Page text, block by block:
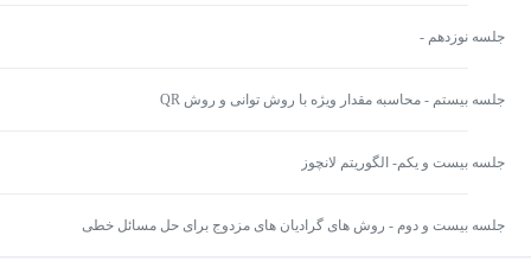
جلسه نوزدهم -
جلسه بیستم - محاسبه مقدار ویژه با روش توانی و روش QR
جلسه بیست و یکم- الگوریتم لانچوز
جلسه بیست و دوم - روش های گرادیان های مزدوج برای حل مسائل خطی